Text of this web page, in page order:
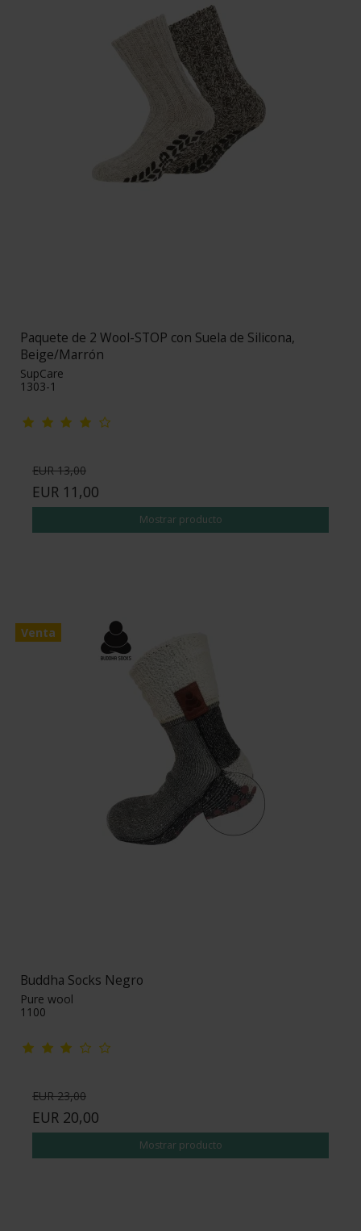
Paquete de 2 Wool-STOP con Suela de Silicona,
Beige/Marrón
SupCare
1303-1
EUR 13,00
EUR 11,00
Mostrar producto
Venta
Buddha Socks Negro
Pure wool
1100
EUR 23,00
EUR 20,00
Mostrar producto